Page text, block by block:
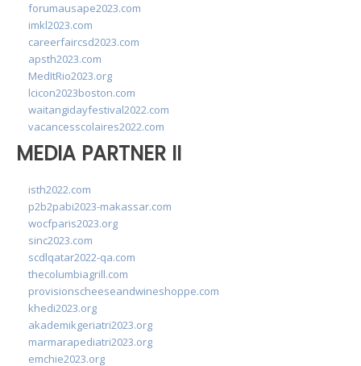
forumausape2023.com
imkl2023.com
careerfaircsd2023.com
apsth2023.com
MedItRio2023.org
lcicon2023boston.com
waitangidayfestival2022.com
vacancesscolaires2022.com
MEDIA PARTNER II
isth2022.com
p2b2pabi2023-makassar.com
wocfparis2023.org
sinc2023.com
scdlqatar2022-qa.com
thecolumbiagrill.com
provisionscheeseandwineshoppe.com
khedi2023.org
akademikgeriatri2023.org
marmarapediatri2023.org
emchie2023.org